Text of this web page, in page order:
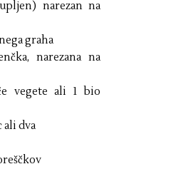
narezan na
graha
narezana na
vegete ali 1 bio
ali dva